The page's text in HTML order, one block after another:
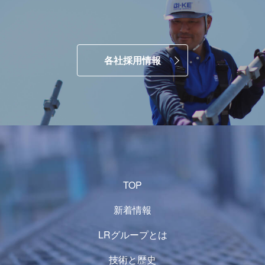
各社採用情報
TOP
新着情報
LRグループとは
技術と歴史